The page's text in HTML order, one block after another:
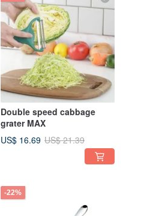
Double speed cabbage
grater MAX
US$ 16.69 US$ 21.39
-22%